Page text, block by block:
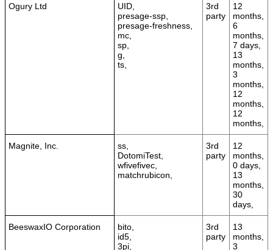
Ogury Ltd
UID,
presage-ssp,
presage-freshness,
mc,
sp,
g,
ts,
3rd
party
12
months,
6
months,
7 days,
13
months,
3
months,
12
months,
12
months,
Magnite, Inc.
ss,
DotomiTest,
wfivefivec,
matchrubicon,
3rd
party
12
months,
0 days,
13
months,
30
days,
BeeswaxIO Corporation
bito,
id5,
3pi,
3rd
party
13
months,
3